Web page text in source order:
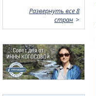
Развернуть все 8
стран